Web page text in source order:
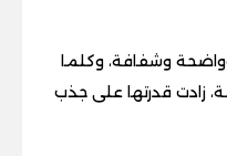
وشفافة، وكلما
زادت قدرتها على جذب